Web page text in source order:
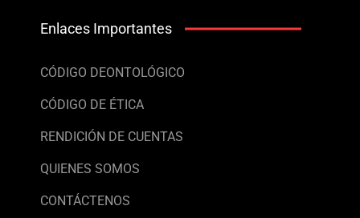
Enlaces Importantes
CÓDIGO DEONTOLÓGICO
CÓDIGO DE ÉTICA
RENDICIÓN DE CUENTAS
QUIENES SOMOS
CONTÁCTENOS